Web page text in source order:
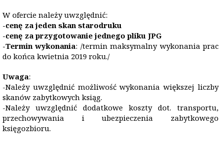
W ofercie należy uwzględnić:
-cenę za jeden skan starodruku
-cenę za przygotowanie jednego pliku JPG
-Termin wykonania: /termin maksymalny wykonania prac
do końca kwietnia 2019 roku./
Uwaga:
-Należy uwzględnić możliwość wykonania większej liczby
skanów zabytkowych ksiąg.
-Należy uwzględnić dodatkowe koszty dot. transportu,
przechowywania i ubezpieczenia zabytkowego
księgozbioru.